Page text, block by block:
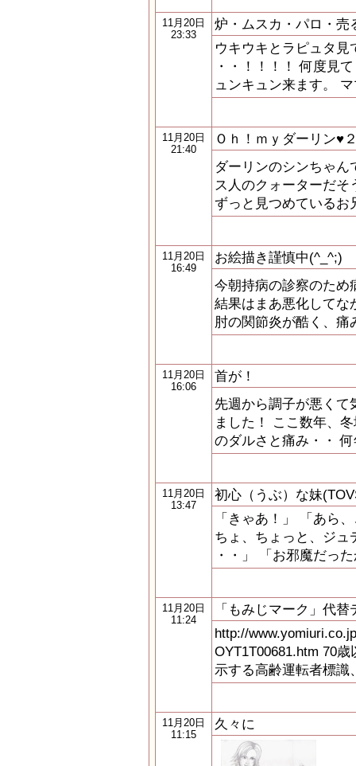
11月20日
23:33
炉・ムスカ・パロ・売
ウキウキとラピュタ
・・！！！！ 何度見
ュンキュン来ます。
11月20日
21:40
Ｏｈ！ｍｙダーリン♥
ダーリンのシンちゃ
ス人のクォーターだそ
ずっと見つめているお
11月20日
16:49
お絵描き謹慎中(^_^;)
今朝持病の診察のため
結果はまあ悪化してな
肘の関節炎が酷く、痛
11月20日
16:06
首が！
先週から調子が悪くて
ました！ ここ数年、
のダルさと痛み・・
11月20日
13:47
初心（うぶ）な妹
「きゃあ！」 「あら
ちょ、ちょっと、ジュ
・・」 「お邪魔だっ
11月20日
11:24
「もみじマーク」代
http://
OYT1T00681.htm 70
示する高齢運転者標識
11月20日
11:15
久々に